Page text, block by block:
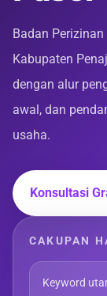
Badan
Kabupaten
dengan alur
awal, dan
usaha.
Konsultasi
CAKUPAN
Keyword